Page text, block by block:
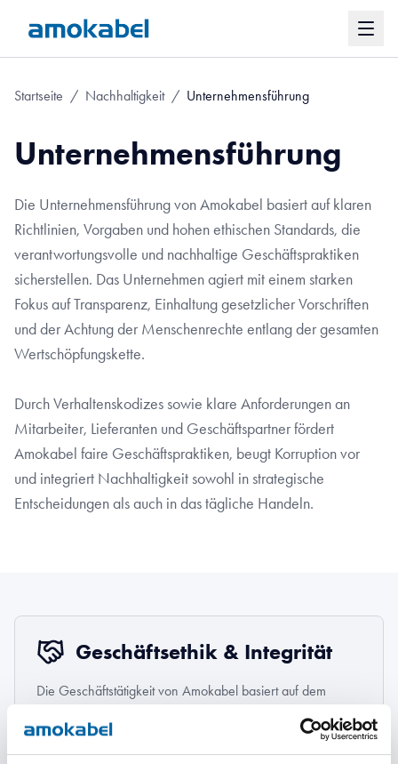
Startseite / Nachhaltigkeit / Unternehmensführung
Unternehmensführung
Die Unternehmensführung von Amokabel basiert auf klaren
Richtlinien, Vorgaben und hohen ethischen Standards, die
verantwortungsvolle und nachhaltige Geschäftspraktiken
sicherstellen. Das Unternehmen agiert mit einem starken
Fokus auf Transparenz, Einhaltung gesetzlicher Vorschriften
und der Achtung der Menschenrechte entlang der gesamten
Wertschöpfungskette.
Durch Verhaltenskodizes sowie klare Anforderungen an
Mitarbeiter, Lieferanten und Geschäftspartner fördert
Amokabel faire Geschäftspraktiken, beugt Korruption vor
und integriert Nachhaltigkeit sowohl in strategische
Entscheidungen als auch in das tägliche Handeln.
Geschäftsethik & Integrität
Die Geschäftstätigkeit von Amokabel basiert auf dem
Erfahren Sie mehr